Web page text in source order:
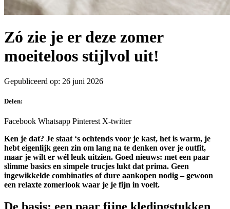
Zó zie je er deze zomer
moeiteloos stijlvol uit!
Gepubliceerd op: 26 juni 2026
Delen:
Facebook Whatsapp Pinterest X-twitter
Ken je dat? Je staat ‘s ochtends voor je kast, het is warm, je
hebt eigenlijk geen zin om lang na te denken over je outfit,
maar je wilt er wél leuk uitzien. Goed nieuws: met een paar
slimme basics en simpele trucjes lukt dat prima. Geen
ingewikkelde combinaties of dure aankopen nodig – gewoon
een relaxte zomerlook waar je je fijn in voelt.